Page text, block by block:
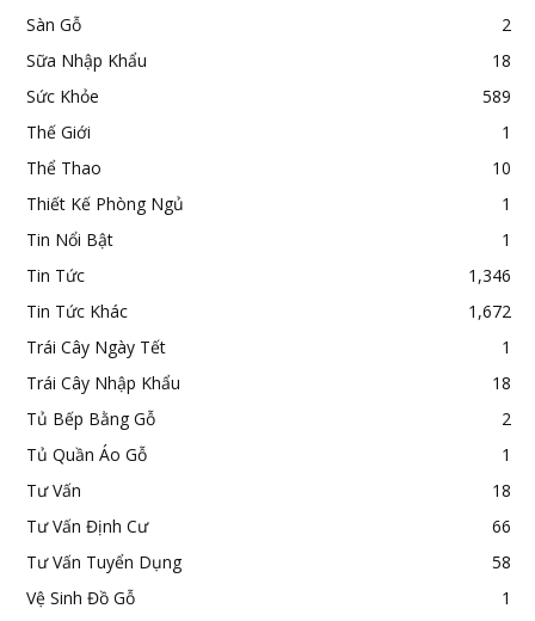
Sàn Gỗ
2
Sữa Nhập Khẩu
18
Sức Khỏe
589
Thế Giới
1
Thể Thao
10
Thiết Kế Phòng Ngủ
1
Tin Nổi Bật
1
Tin Tức
1,346
Tin Tức Khác
1,672
Trái Cây Ngày Tết
1
Trái Cây Nhập Khẩu
18
Tủ Bếp Bằng Gỗ
2
Tủ Quần Áo Gỗ
1
Tư Vấn
18
Tư Vấn Định Cư
66
Tư Vấn Tuyển Dụng
58
Vệ Sinh Đồ Gỗ
1